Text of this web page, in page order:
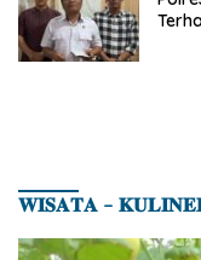
𝐖𝐈𝐒𝐀𝐓𝐀 –